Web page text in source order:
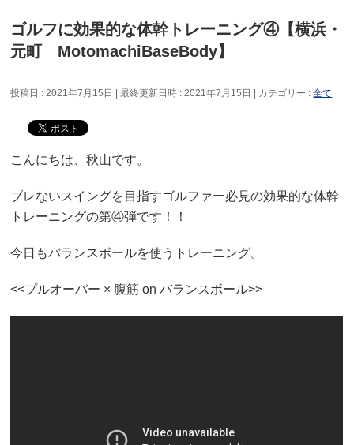
ゴルフに効果的な体幹トレーニング④【横浜・
元町 MotomachiBaseBody】
投稿日 : 2021年7月15日 最終更新日時 : 2021年7月15日 カテゴリー :全て
こんにちは、秋山です。
ブレないスイングを目指すゴルファー必見の効果的な体幹
トレーニングの第④弾です！！
今日もバランスボールを使うトレーニング。
<<プルオーバー × 腹筋 on バランスボール>>